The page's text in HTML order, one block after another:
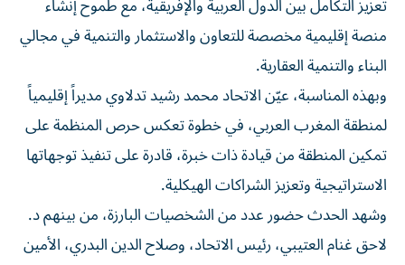
منصة إقليمية مخصصة للتعاون والاستثمار والتنمية في مجالي
البناء والتنمية العقارية.
وبهذه المناسبة، عيّن الاتحاد محمد رشيد تدلاوي مديراً إقليمياً
لمنطقة المغرب العربي، في خطوة تعكس حرص المنظمة على
تمكين المنطقة من قيادة ذات خبرة، قادرة على تنفيذ توجهاتها
الاستراتيجية وتعزيز الشراكات الهيكلية.
وشهد الحدث حضور عدد من الشخصيات البارزة، من بينهم د.
لاحق غنام العتيبي، رئيس الاتحاد، وصلاح الدين البدري، الأمين